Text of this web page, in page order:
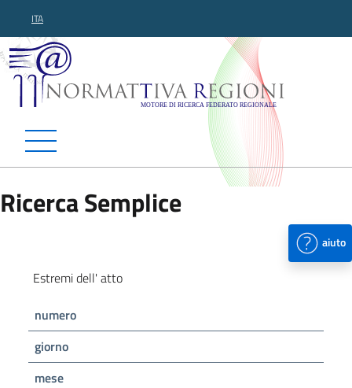
ITA
Normattiva Regioni -
Ricerca Semplice
aiuto
Estremi dell' atto
numero
giorno
mese